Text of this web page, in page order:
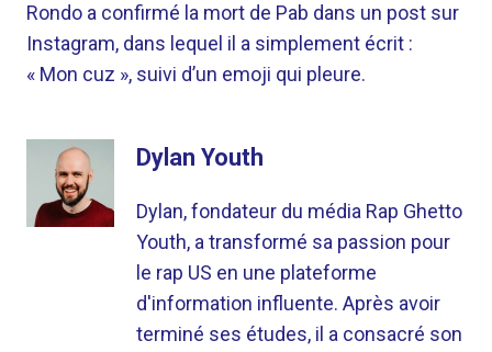
Rondo a confirmé la mort de Pab dans un post sur
Instagram, dans lequel il a simplement écrit :
« Mon cuz », suivi d’un emoji qui pleure.
Dylan Youth
Dylan, fondateur du média Rap Ghetto
Youth, a transformé sa passion pour
le rap US en une plateforme
d'information influente. Après avoir
terminé ses études, il a consacré son